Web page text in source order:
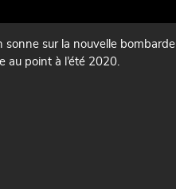
sonne sur la nouvelle bombarde
au point à l’été 2020.